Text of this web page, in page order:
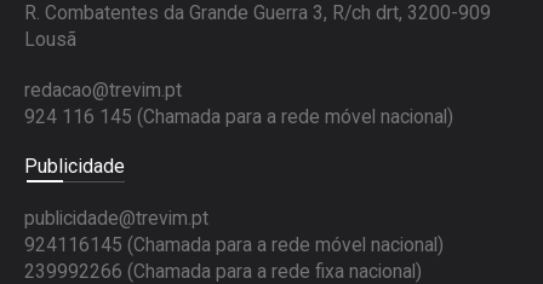
R. Combatentes da Grande Guerra 3, R/ch drt, 3200-909
Lousã
redacao@trevim.pt
924 116 145 (Chamada para a rede móvel nacional)
Publicidade
publicidade@trevim.pt
924116145 (Chamada para a rede móvel nacional)
239992266 (Chamada para a rede fixa nacional)